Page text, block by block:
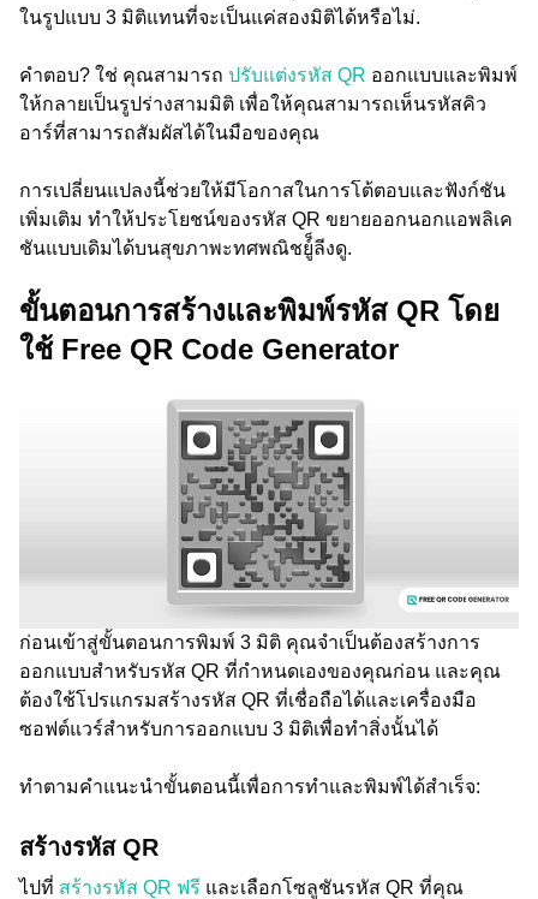
ในรูปแบบ 3 มิติแทนที่จะเป็นแค่สองมิติได้หรือไม่.
คำตอบ? ใช่ คุณสามารถ ปรับแต่งรหัส QR ออกแบบและพิมพ์
ให้กลายเป็นรูปร่างสามมิติ เพื่อให้คุณสามารถเห็นรหัสคิว
อาร์ที่สามารถสัมผัสได้ในมือของคุณ
การเปลี่ยนแปลงนี้ช่วยให้มีโอกาสในการโต้ตอบและฟังก์ชัน
เพิ่มเติม ทำให้ประโยชน์ของรหัส QR ขยายออกนอกแอพลิเค
ชันแบบเดิมได้บนสุขภาพะทศพณิชย์็ูลีงดู.
ขั้นตอนการสร้างและพิมพ์รหัส QR โดย
ใช้ Free QR Code Generator
ก่อนเข้าสู่ขั้นตอนการพิมพ์ 3 มิติ คุณจำเป็นต้องสร้างการ
ออกแบบสำหรับรหัส QR ที่กำหนดเองของคุณก่อน และคุณ
ต้องใช้โปรแกรมสร้างรหัส QR ที่เชื่อถือได้และเครื่องมือ
ซอฟต์แวร์สำหรับการออกแบบ 3 มิติเพื่อทำสิ่งนั้นได้
ทำตามคำแนะนำขั้นตอนนี้เพื่อการทำและพิมพ์ได้สำเร็จ:
สร้างรหัส QR
ไปที่ สร้างรหัส QR ฟรี และเลือกโซลูชันรหัส QR ที่คุณ